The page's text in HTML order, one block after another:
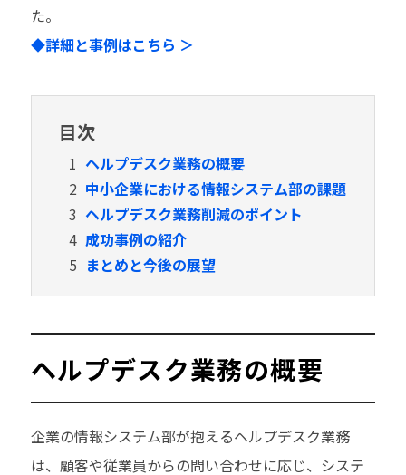
た。
◆詳細と事例はこちら ＞
目次
1 ヘルプデスク業務の概要
2 中小企業における情報システム部の課題
3 ヘルプデスク業務削減のポイント
4 成功事例の紹介
5 まとめと今後の展望
ヘルプデスク業務の概要
企業の情報システム部が抱えるヘルプデスク業務
は、顧客や従業員からの問い合わせに応じ、システ